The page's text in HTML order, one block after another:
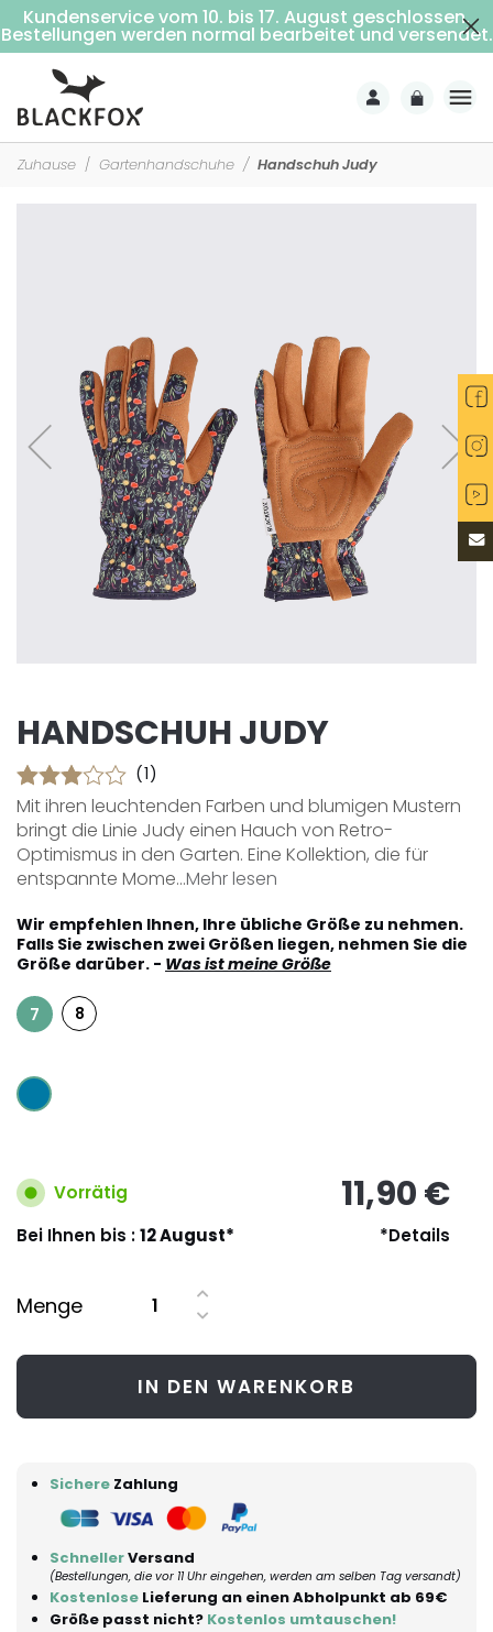
Kostenlose Lieferung ab 69€ Einkaufswert (Nach Hause mit Unterschrift)
Zuhause Gartenhandschuhe Handschuh Judy
HANDSCHUH JUDY
(1)
Mit ihren leuchtenden Farben und blumigen Mustern
bringt die Linie Judy einen Hauch von Retro-
Optimismus in den Garten. Eine Kollektion, die für
entspannte Mome...Mehr lesen
Wir empfehlen Ihnen, Ihre übliche Größe zu nehmen.
Falls Sie zwischen zwei Größen liegen, nehmen Sie die
Größe darüber. - Was ist meine Größe
7 8
Vorrätig 11,90 €
Bei Ihnen bis :12 August* *Details
Menge
IN DEN WARENKORB
Sichere Zahlung
SchnellerVersand
(Bestellungen, die vor 11 Uhr eingehen, werden am selben Tag versandt)
Kostenlose Lieferung an einen Abholpunkt ab 69€
Größe passt nicht? Kostenlos umtauschen!
Kundenservice vom 10. bis 17. August geschlossen.
Bestellungen werden normal bearbeitet und versendet.